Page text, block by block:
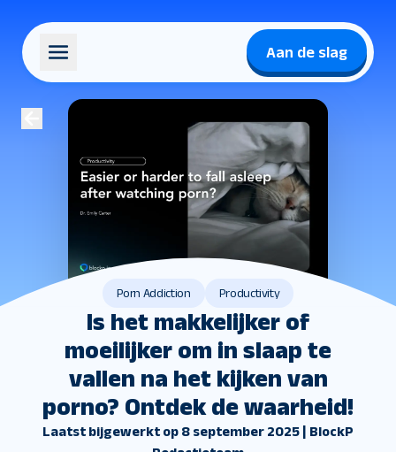
Aan de slag
Porn Addiction Productivity
Is het makkelijker of
moeilijker om in slaap te
vallen na het kijken van
porno? Ontdek de waarheid!
Laatst bijgewerkt op 8 september 2025 | BlockP